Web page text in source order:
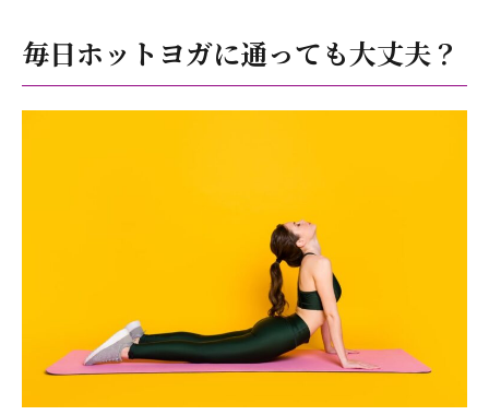
毎日ホットヨガに通っても大丈夫？